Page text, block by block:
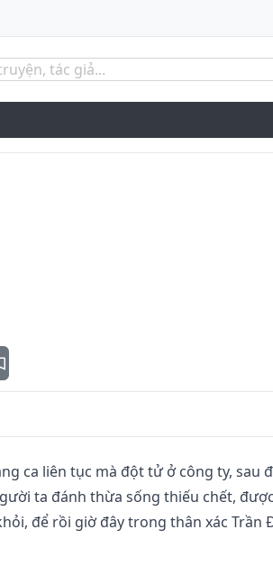
ca liên tục mà đột tử ở công ty, sau
ta đánh thừa sống thiếu chết,
để rồi giờ đây trong thân xác Trần